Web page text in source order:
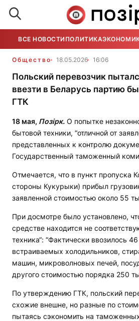
ВСЕ НОВОСТИ ПОЛИТИКА
Общество 18.05.2026 16:06
Польский перевозчик
ввезти в Беларусь партию
ГТК
18 мая, Позірк. О попытке
бытовой техники, “отличной от
представленных к контролю
Государственный таможенный
Отмечается, что в пункт пропуска
стороны Кукурыки) прибыл
заявленной стоимостью около 55
При досмотре было установлено,
средстве находится не
техника“: “Фактически ввозилось
встраиваемых холодильников,
машин, микроволновых печей,
другого стоимостью порядка 250
По утверждению ГТК, польский
схожие внешне, но разные по
пытаясь сэкономить на